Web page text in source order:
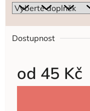
Dostupnost
od 45 Kč
Měrná cena: